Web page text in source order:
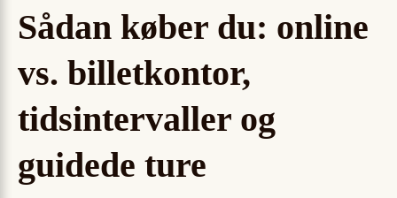
Sådan køber du: online
vs. billetkontor,
tidsintervaller og
guidede ture